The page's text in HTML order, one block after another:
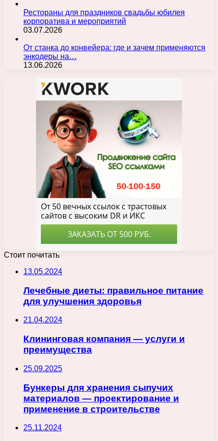
Рестораны для праздников свадьбы юбилея
корпоратива и мероприятий
03.07.2026
От станка до конвейера: где и зачем применяются
энкодеры на…
13.06.2026
Стоит почитать
13.05.2024
Лечебные диеты: правильное питание
для улучшения здоровья
21.04.2024
Клининговая компания — услуги и
преимущества
25.09.2025
Бункеры для хранения сыпучих
материалов — проектирование и
применение в строительстве
25.11.2024